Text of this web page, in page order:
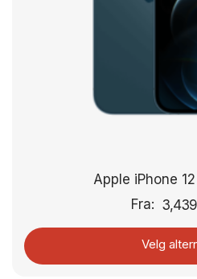
Apple iPhone
Fra:
Velg